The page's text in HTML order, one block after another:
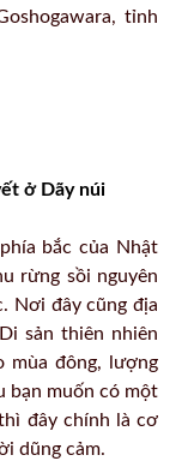
tỉnh
ở Dãy núi
bắc của Nhật
rừng sồi nguyên
Nơi đây cũng địa
sản thiên nhiên
mùa đông, lượng
bạn muốn có một
đây chính là cơ
dũng cảm.